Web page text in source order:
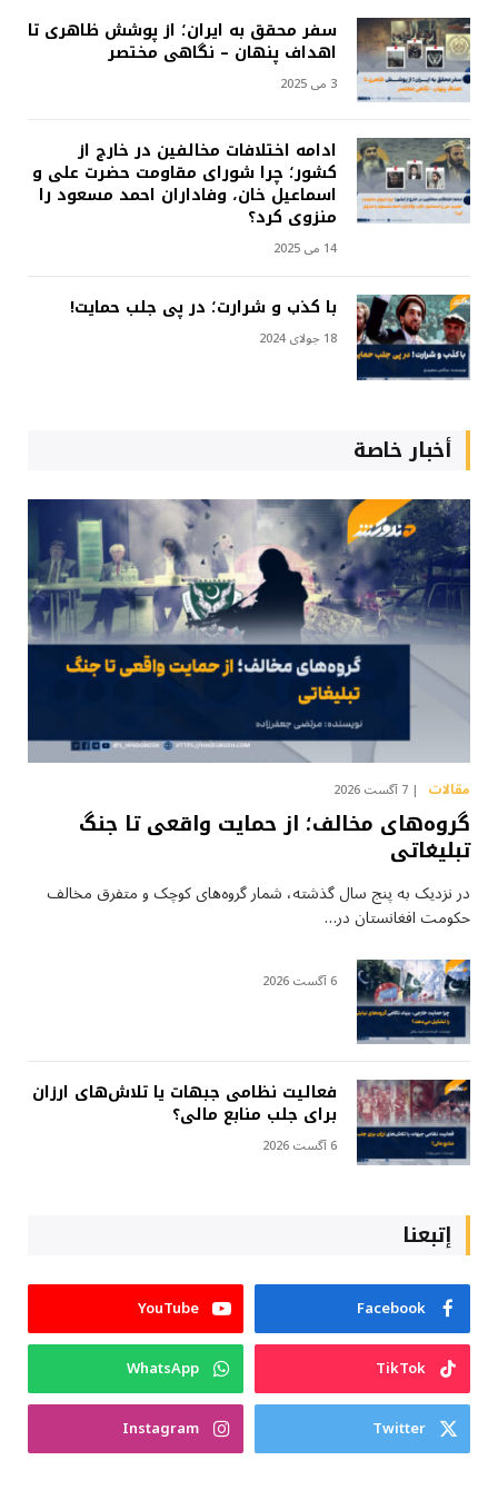
سفر محقق به ایران؛ از پوشش ظاهری تا
اهداف پنهان – نگاهی مختصر
3 می 2025
ادامه اختلافات مخالفین در خارج از
کشور؛ چرا شورای مقاومت حضرت علی و
اسماعیل خان، وفاداران احمد مسعود را
منزوی کرد؟
14 می 2025
با کذب و شرارت؛ در پی جلب حمایت!
18 جولای 2024
أخبار خاصة
مقالات 7 آگست 2026
گروه‌های مخالف؛ از حمایت واقعی تا جنگ
تبلیغاتی
در نزدیک به پنج سال گذشته، شمار گروه‌های کوچک و متفرق مخالف
حکومت افغانستان در…
6 آگست 2026
فعالیت نظامی جبهات یا تلاش‌های ارزان
برای جلب منابع مالی؟
6 آگست 2026
إتبعنا
Facebook
YouTube
TikTok
WhatsApp
Twitter
Instagram